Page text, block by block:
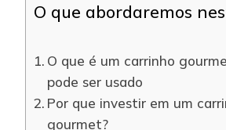
O que abordaremos
O que é um carrinho
pode ser usado
Por que investir em um
gourmet?